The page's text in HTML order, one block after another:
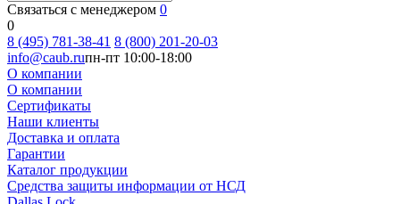
Связаться с менеджером 0
0
8 (495) 781-38-41 8 (800) 201-20-03
info@caub.ruпн-пт 10:00-18:00
О компании
О компании
Сертификаты
Наши клиенты
Доставка и оплата
Гарантии
Каталог продукции
Средства защиты информации от НСД